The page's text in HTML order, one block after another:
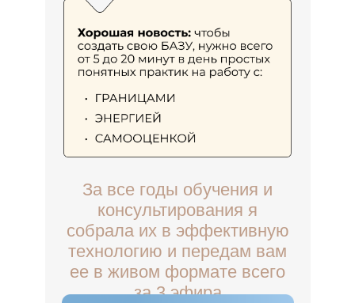
За все годы обучения и
консультирования я
собрала их в эффективную
технологию и передам вам
ее в живом формате всего
за 3 эфира